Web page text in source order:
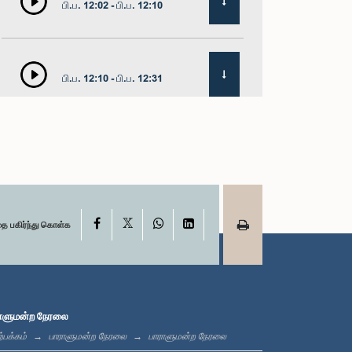
பி.ப. 12:02 - பி.ப. 12:10
பி.ப. 12:10 - பி.ப. 12:31
பி.ப. 1:19 - பி.ப. 1:31
பகிர்ந்து கொள்க Facebook WhatsAppLinkedIn
நேரலை
பாராளுமன்ற நேரலை பாராளுமன்ற நேரலை